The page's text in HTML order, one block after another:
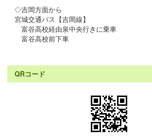
◇吉岡方面から
宮城交通バス【吉岡線】
富谷高校経由泉中央行きに乗車
富谷高校前下車
QRコード